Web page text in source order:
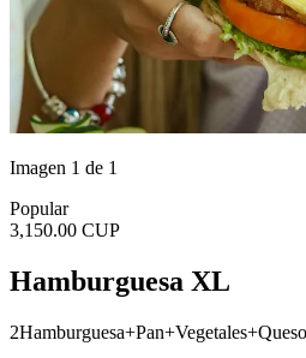
Imagen 1 de 1
Popular
3,150.00 CUP
Hamburguesa XL